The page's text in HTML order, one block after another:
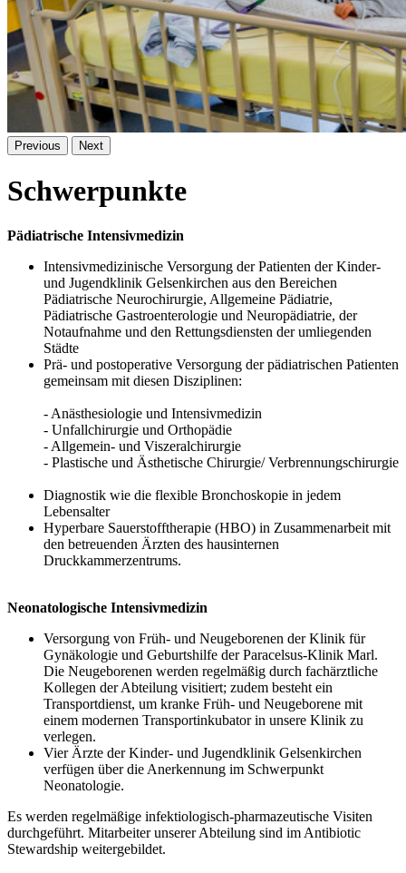
Previous Next
Schwerpunkte
Pädiatrische Intensivmedizin
Intensivmedizinische Versorgung der Patienten der Kinder-
und Jugendklinik Gelsenkirchen aus den Bereichen
Pädiatrische Neurochirurgie, Allgemeine Pädiatrie,
Pädiatrische Gastroenterologie und Neuropädiatrie, der
Notaufnahme und den Rettungsdiensten der umliegenden
Städte
Prä- und postoperative Versorgung der pädiatrischen Patienten
gemeinsam mit diesen Disziplinen:
- Anästhesiologie und Intensivmedizin
- Unfallchirurgie und Orthopädie
- Allgemein- und Viszeralchirurgie
- Plastische und Ästhetische Chirurgie/ Verbrennungschirurgie
Diagnostik wie die flexible Bronchoskopie in jedem
Lebensalter
Hyperbare Sauerstofftherapie (HBO) in Zusammenarbeit mit
den betreuenden Ärzten des hausinternen
Druckkammerzentrums.
Neonatologische Intensivmedizin
Versorgung von Früh- und Neugeborenen der Klinik für
Gynäkologie und Geburtshilfe der Paracelsus-Klinik Marl.
Die Neugeborenen werden regelmäßig durch fachärztliche
Kollegen der Abteilung visitiert; zudem besteht ein
Transportdienst, um kranke Früh- und Neugeborene mit
einem modernen Transportinkubator in unsere Klinik zu
verlegen.
Vier Ärzte der Kinder- und Jugendklinik Gelsenkirchen
verfügen über die Anerkennung im Schwerpunkt
Neonatologie.
Es werden regelmäßige infektiologisch-pharmazeutische Visiten
durchgeführt. Mitarbeiter unserer Abteilung sind im Antibiotic
Stewardship weitergebildet.